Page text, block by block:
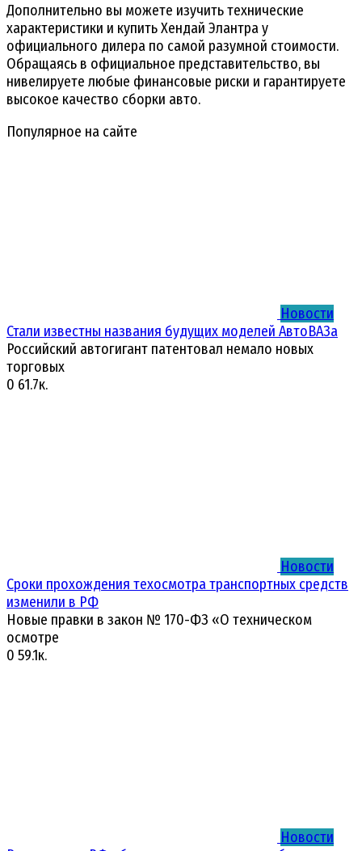
Дополнительно вы можете изучить технические
характеристики и купить Хендай Элантра у
официального дилера по самой разумной стоимости.
Обращаясь в официальное представительство, вы
нивелируете любые финансовые риски и гарантируете
высокое качество сборки авто.
Популярное на сайте
Новости
Стали известны названия будущих моделей АвтоВАЗа
Российский автогигант патентовал немало новых
торговых
0 61.7к.
Новости
Сроки прохождения техосмотра транспортных средств
изменили в РФ
Новые правки в закон № 170-ФЗ «О техническом
осмотре
0 59.1к.
Новости